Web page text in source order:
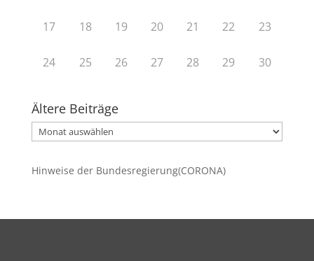
17 18 19 20 21 22 23
24 25 26 27 28 29 30
Ältere Beiträge
Ältere
Beiträge
Hinweise der Bundesregierung(CORONA)